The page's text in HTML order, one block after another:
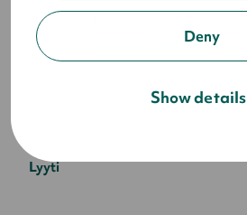
Deny
Show details
072 220 30 29
antonia.ridderstrale@lyyti.com
Lyyti